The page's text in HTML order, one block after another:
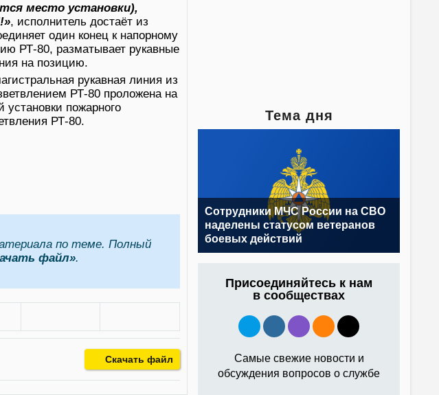
место установки),
, исполнитель достаёт из
один конец к напорному
РТ-80, разматывает рукавные
на позицию.
рукавная линия из
РТ-80 проложена на
пожарного
РТ-80.
по теме. Полный
файл».
Скачать файл
Тема дня
Сотрудники МЧС России на СВО
наделены статусом ветеранов
боевых действий
Присоединяйтесь к нам
в сообществах
Самые свежие новости и
обсуждения вопросов о службе